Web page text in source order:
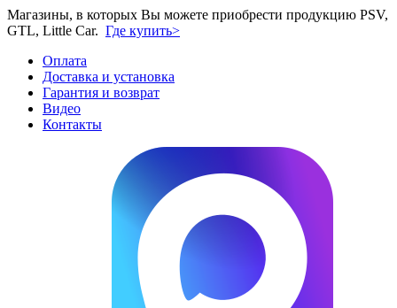
Магазины, в которых Вы можете приобрести продукцию PSV,
GTL, Little Car. Где купить>
Оплата
Доставка и установка
Гарантия и возврат
Видео
Контакты